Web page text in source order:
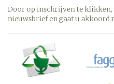
Door op inschrijven te
nieuwsbrief en gaat u akkoord